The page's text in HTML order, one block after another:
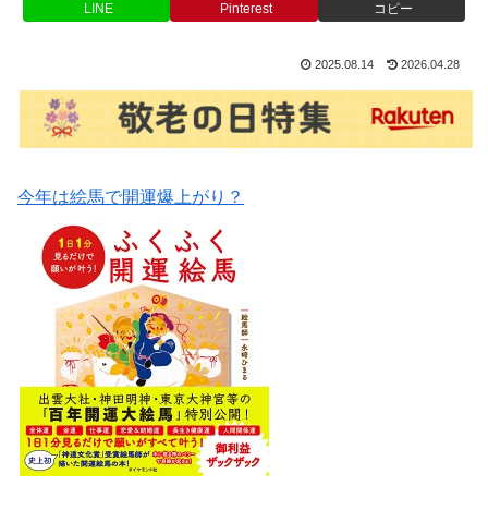
LINE Pinterest コピー
2025.08.14 2026.04.28
今年は絵馬で開運爆上がり？